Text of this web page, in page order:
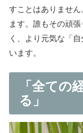
すことはありませ
ます。誰もその頑
く、より元気な「
います。
「全ての
る」